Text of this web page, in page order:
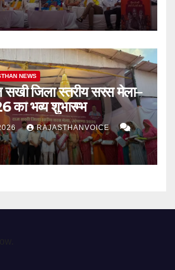
NEWS
सखी जिला स्तरीय सरस मेला–
का भव्य शुभारम्भ
RAJASTHANVOICE